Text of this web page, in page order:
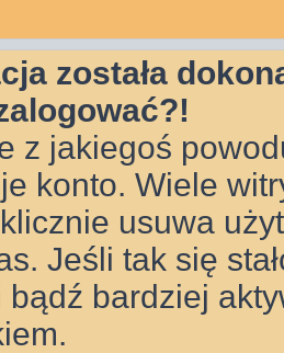
została
z jakiegoś
konto. Wiele
usuwa
Jeśli tak się
bądź bardziej